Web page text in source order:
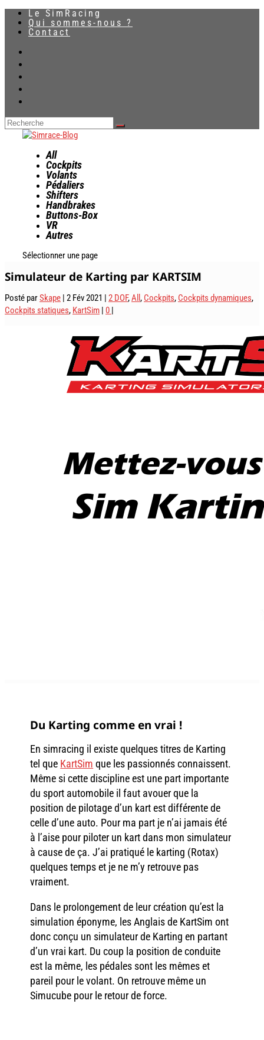
Le SimRacing
Qui sommes-nous ?
Contact
All
Cockpits
Volants
Pédaliers
Shifters
Handbrakes
Buttons-Box
VR
Autres
Sélectionner une page
Simulateur de Karting par KARTSIM
Posté parSkape | 2 Fév 2021 | 2 DOF,All , Cockpits, Cockpits dynamiques,
Cockpits statiques, KartSim | 0 |
Du Karting comme en vrai !
En simracing il existe quelques titres de Karting
tel que KartSim que les passionnés connaissent.
Même si cette discipline est une part importante
du sport automobile il faut avouer que la
position de pilotage d’un kart est différente de
celle d’une auto. Pour ma part je n’ai jamais été
à l’aise pour piloter un kart dans mon simulateur
à cause de ça. J’ai pratiqué le karting (Rotax)
quelques temps et je ne m’y retrouve pas
vraiment.
Dans le prolongement de leur création qu’est la
simulation éponyme, les Anglais de KartSim ont
donc conçu un simulateur de Karting en partant
d’un vrai kart. Du coup la position de conduite
est la même, les pédales sont les mêmes et
pareil pour le volant. On retrouve même un
Simucube pour le retour de force.